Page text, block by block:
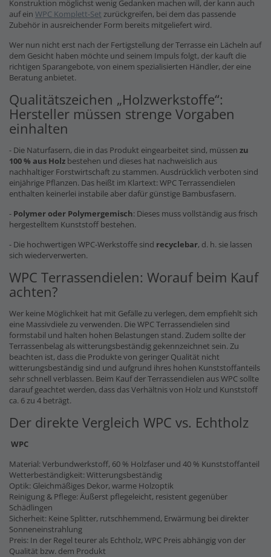
Konstruktion möglichst wenig Gedanken machen will, der kann auch
auf ein WPC Komplett-Set zurückgreifen, bei dem das passende
Zubehör in ausreichender Form bereits mitgeliefert wird.
Wer nun nicht erst nach der Fertigstellung der Terrasse ein Lächeln auf
dem Gesicht haben möchte und seinem Impuls folgt, der kauft die
richtigen Sparangebote, von einem spezialisierten Händler, der eine
Beratung anbietet.
Qualitätszeichen „Holzwerkstoffe“:
Hersteller müssen strenge Vorgaben
einhalten
- Die Naturfasern, die in das Produkt eingearbeitet sind, müssen zu
100 % aus Holz bestehen und dieses hat nachweislich aus
nachhaltiger Forstwirtschaft zu stammen. Ausdrücklich verboten sind
einjährige Pflanzen. Das heißt im Klartext: WPC Terrassendielen
enthalten keinerlei instabile aber dafür günstige Bambusfasern.
- Polymer oder Polymergemisch: Dieses muss vollständig aus frisch
hergestelltem Kunststoff bestehen.
- Die hochwertigen WPC-Werkstoffe sind recyclebar, d. h. sie lassen
sich wiederverwerten.
WPC Terrassendielen: Worauf beim Kauf
achten?
Wer keine Möglichkeit hat mit Gefälle zu verlegen, dem empfiehlt sich
eine Massivdiele zu verwenden. Die WPC Terrassendielen sind
formstabil und halten hohen Belastungen stand. Zudem sollte der
Terrassenbelag als witterungsbeständig gekennzeichnet sein. Zu
beachten ist, dass die Produkte von geringer Qualität nicht
witterungsbeständig sind und aufgrund ihres hohen Kunststoffanteils
sehr schnell verblassen. Beim Kauf der Terrassendielen aus WPC sollte
darauf geachtet werden, dass das Verhältnis von Holz und Kunststoff
ca. 6 zu 4 beträgt.
Der direkte Vergleich WPC vs. Echtholz
WPC
Material: Verbundwerkstoff, 60 % Holzfaser und 40 % Kunststoffanteil
Wetterbeständigkeit: Witterungsbeständig
Optik: Gleichmäßiges Dekor, warme Holzoptik
Reinigung & Pflege: Äußerst pflegeleicht, resistent gegenüber
Schädlingen
Sicherheit: Keine Splitter, rutschhemmend, Erwärmung bei direkter
Sonneneinstrahlung
Preis: In der Regel teurer als Echtholz, WPC Preis abhängig von der
Qualität bzw. dem Produkt